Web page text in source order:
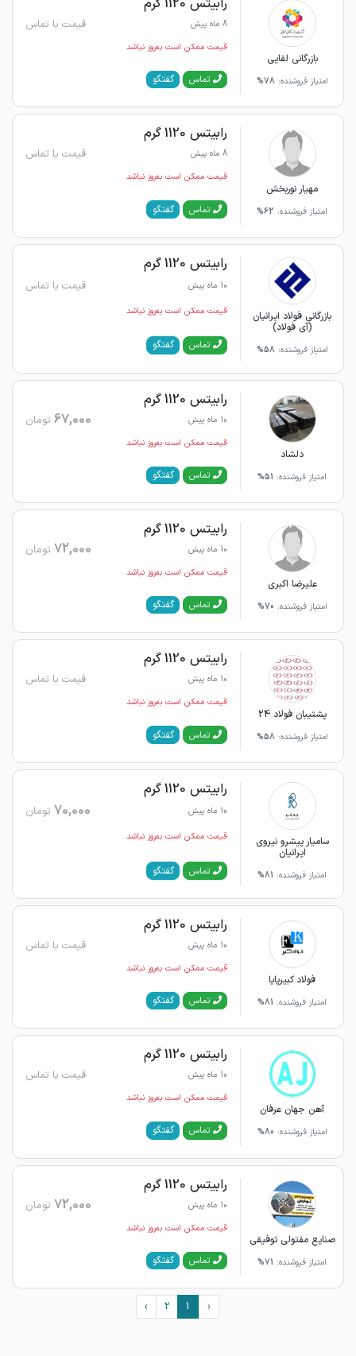
بازرگانی لقایی
امتیاز فروشنده: 78%
رابیتس 1120 گرم
8 ماه پیش قیمت با تماس
قیمت ممکن است به‌روز نباشد
تماس گفتگو
مهیار نوربخش
امتیاز فروشنده: 62%
رابیتس 1120 گرم
8 ماه پیش قیمت با تماس
قیمت ممکن است به‌روز نباشد
تماس گفتگو
بازرگانی فولاد ایرانیان
(آی فولاد)
امتیاز فروشنده: 58%
رابیتس 1120 گرم
10 ماه پیش قیمت با تماس
قیمت ممکن است به‌روز نباشد
تماس گفتگو
دلشاد
امتیاز فروشنده: 51%
رابیتس 1120 گرم
10 ماه پیش 67,000 تومان
قیمت ممکن است به‌روز نباشد
تماس گفتگو
علیرضا اکبری
امتیاز فروشنده: 70%
رابیتس 1120 گرم
10 ماه پیش 72,000 تومان
قیمت ممکن است به‌روز نباشد
تماس گفتگو
پشتیبان فولاد 24
امتیاز فروشنده: 58%
رابیتس 1120 گرم
10 ماه پیش قیمت با تماس
قیمت ممکن است به‌روز نباشد
تماس گفتگو
سامیار پیشرو نیروی
ایرانیان
امتیاز فروشنده: 81%
رابیتس 1120 گرم
10 ماه پیش 70,000 تومان
قیمت ممکن است به‌روز نباشد
تماس گفتگو
فولاد کبیرپایا
امتیاز فروشنده: 81%
رابیتس 1120 گرم
10 ماه پیش قیمت با تماس
قیمت ممکن است به‌روز نباشد
تماس گفتگو
آهن جهان عرفان
امتیاز فروشنده: 80%
رابیتس 1120 گرم
10 ماه پیش قیمت با تماس
قیمت ممکن است به‌روز نباشد
تماس گفتگو
صنایع مفتولی توفیقی
امتیاز فروشنده: 71%
رابیتس 1120 گرم
10 ماه پیش 72,000 تومان
قیمت ممکن است به‌روز نباشد
تماس گفتگو
‹
1
2
›